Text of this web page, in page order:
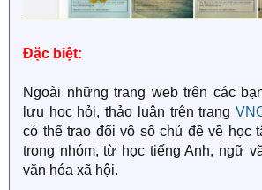
Đặc biệt:
Ngoài những trang web trên các
lưu học hỏi, thảo luận trên trang
có thể trao đổi vô số chủ đề về học
trong nhóm, từ học tiếng Anh, ngữ
văn hóa xã hội.